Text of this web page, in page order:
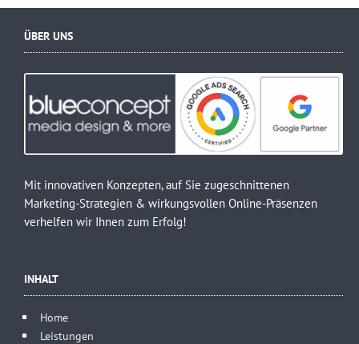
ÜBER UNS
Mit innovativen Konzepten, auf Sie zugeschnittenen
Marketing-Strategien & wirkungsvollen Online-Präsenzen
verhelfen wir Ihnen zum Erfolg!
INHALT
Home
Leistungen